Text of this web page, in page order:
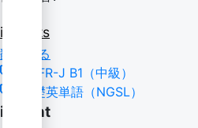
insights
翻訳する
CEFR-J B1（中級）
基礎英単語（NGSL）
insight